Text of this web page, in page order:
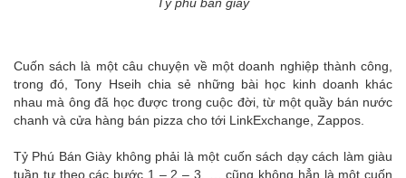
Cuốn sách là một câu chuyện về một doanh nghiệp thành công,
trong đó, Tony Hseih chia sẻ những bài học kinh doanh khác
nhau mà ông đã học được trong cuộc đời, từ một quầy bán nước
chanh và cửa hàng bán pizza cho tới LinkExchange, Zappos.
Tỷ Phú Bán Giày không phải là một cuốn sách dạy cách làm giàu
tuần tự theo các bước 1 – 2 – 3, … cũng không hẳn là một cuốn